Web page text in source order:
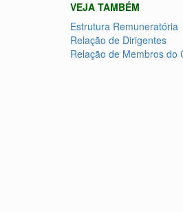
VEJA TAMBÉM
Estrutura Remuneratória
Relação de Dirigentes
Relação de Membros do